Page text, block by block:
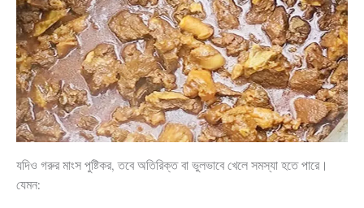
যদিও গরুর মাংস পুষ্টিকর, তবে অতিরিক্ত বা ভুলভাবে খেলে সমস্যা হতে পারে।
যেমন: